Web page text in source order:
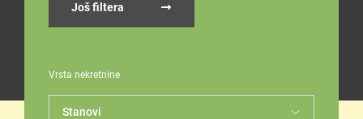
Još filtera
Vrsta nekretnine